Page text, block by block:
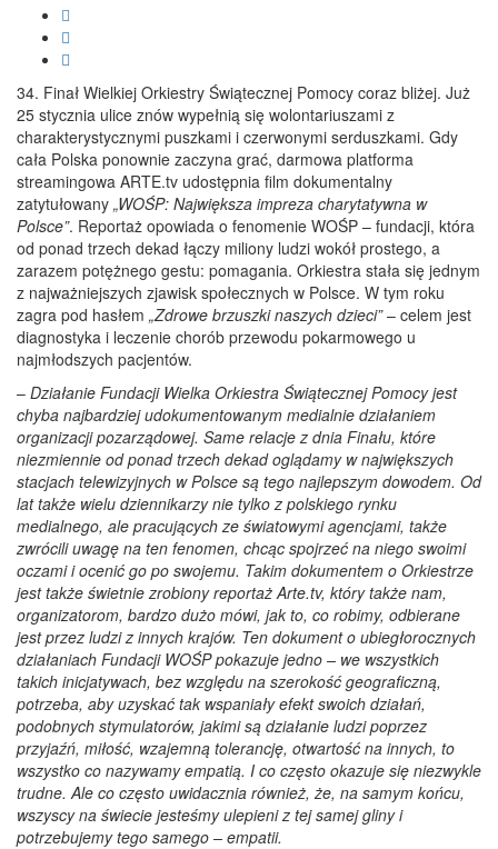
34. Finał Wielkiej Orkiestry Świątecznej Pomocy coraz bliżej. Już
25 stycznia ulice znów wypełnią się wolontariuszami z
charakterystycznymi puszkami i czerwonymi serduszkami. Gdy
cała Polska ponownie zaczyna grać, darmowa platforma
streamingowa ARTE.tv udostępnia film dokumentalny
zatytułowany „WOŚP: Największa impreza charytatywna w
Polsce”. Reportaż opowiada o fenomenie WOŚP – fundacji, która
od ponad trzech dekad łączy miliony ludzi wokół prostego, a
zarazem potężnego gestu: pomagania. Orkiestra stała się jednym
z najważniejszych zjawisk społecznych w Polsce. W tym roku
zagra pod hasłem „Zdrowe brzuszki naszych dzieci”– celem jest
diagnostyka i leczenie chorób przewodu pokarmowego u
najmłodszych pacjentów.
– Działanie Fundacji Wielka Orkiestra Świątecznej Pomocy jest
chyba najbardziej udokumentowanym medialnie działaniem
organizacji pozarządowej. Same relacje z dnia Finału, które
niezmiennie od ponad trzech dekad oglądamy w największych
stacjach telewizyjnych w Polsce są tego najlepszym dowodem. Od
lat także wielu dziennikarzy nie tylko z polskiego rynku
medialnego, ale pracujących ze światowymi agencjami, także
zwrócili uwagę na ten fenomen, chcąc spojrzeć na niego swoimi
oczami i ocenić go po swojemu. Takim dokumentem o Orkiestrze
jest także świetnie zrobiony reportaż Arte.tv, który także nam,
organizatorom, bardzo dużo mówi, jak to, co robimy, odbierane
jest przez ludzi z innych krajów. Ten dokument o ubiegłorocznych
działaniach Fundacji WOŚP pokazuje jedno – we wszystkich
takich inicjatywach, bez względu na szerokość geograficzną,
potrzeba, aby uzyskać tak wspaniały efekt swoich działań,
podobnych stymulatorów, jakimi są działanie ludzi poprzez
przyjaźń, miłość, wzajemną tolerancję, otwartość na innych, to
wszystko co nazywamy empatią. I co często okazuje się niezwykle
trudne. Ale co często uwidacznia również, że, na samym końcu,
wszyscy na świecie jesteśmy ulepieni z tej samej gliny i
potrzebujemy tego samego – empatii.